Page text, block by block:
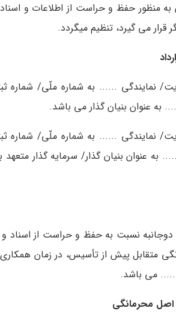
به منظور حفظ و حراست از اطلاعات و
قرار می گیرد، تنظیم می­گردد.
نمایندگی ...... به شماره ملّی/ شماره
به عنوان بنیان­ گذار می باشد.
نمایندگی ...... به شماره ملّی/ شماره
به عنوان بنیان گذار/ سرمایه گذار
دوجانبه نسبت به حفظ و حراست از اسناد
متقابل پیش از تأسیس، در زمان
..... می باشد.
اصل محرمانگی